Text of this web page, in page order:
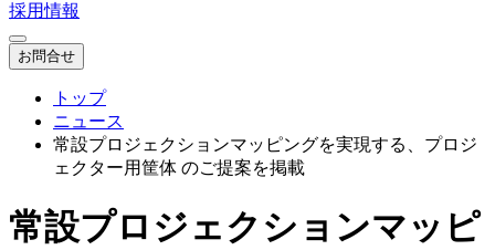
採用情報
お問合せ
トップ
ニュース
常設プロジェクションマッピングを実現する、プロジ
ェクター用筐体 のご提案を掲載
常設プロジェクションマッピ